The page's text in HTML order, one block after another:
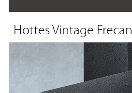
Hottes Vintage Frecan